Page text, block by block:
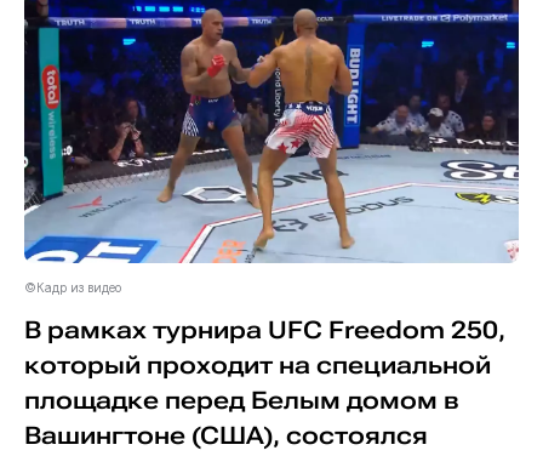
©Кадр из видео
В рамках турнира UFC Freedom 250,
который проходит на специальной
площадке перед Белым домом в
Вашингтоне (США), состоялся